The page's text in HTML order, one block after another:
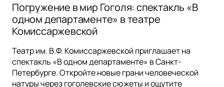
Погружение в мир Гоголя: спектакль «В
одном департаменте» в театре
Комиссаржевской
Театр им. В.Ф. Комиссаржевской приглашает на
спектакль «В одном департаменте» в Санкт-
Петербурге. Откройте новые грани человеческой
натуры через гоголевские сюжеты и ощутите